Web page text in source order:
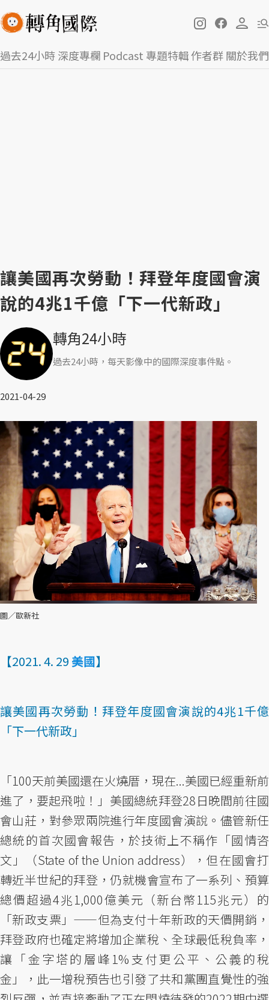
過去24小時深度專欄 Podcast 專題特輯作者群關於我們
讓美國再次勞動！拜登年度國會演
說的4兆1千億「下一代新政」
轉角24小時
過去24小時，每天影像中的國際深度事件點。
2021-04-29
圖／歐新社
【2021. 4. 29 美國】
讓美國再次勞動！拜登年度國會演說的4兆1千億
「下一代新政」
「100天前美國還在火燒厝，現在...美國已經重新前
進了，要起飛啦！」美國總統拜登28日晚間前往國
會山莊，對參眾兩院進行年度國會演說。儘管新任
總統的首次國會報告，於技術上不稱作「國情咨
文」（State of the Union address），但在國會打
轉近半世紀的拜登，仍就機會宣布了一系列、預算
總價超過4兆1,000億美元（新台幣115兆元）的
「新政支票」——但為支付十年新政的天價開銷，
拜登政府也確定將增加企業稅、全球最低稅負率，
讓「金字塔的層峰1%支付更公平、公義的稅
金」，此一增稅預告也引發了共和黨團直覺性的強